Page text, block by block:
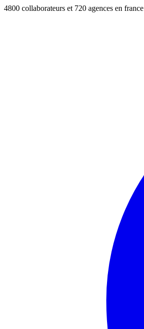
4800 collaborateurs et 720 agences en france